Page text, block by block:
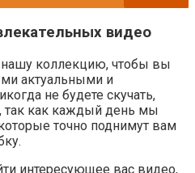
видео
коллекцию, чтобы вы
актуальными и
не будете скучать,
так как каждый день мы
точно поднимут вам
интересующее вас видео,